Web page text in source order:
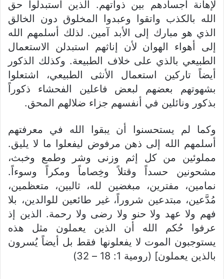
لإهانة أجسادهم بين ذواتهم. الذين استبدلوا حق
الله بالكذب واتقوا وعبدوا المخلوق دون الخالق
الذي هو مبارك إلى الأبد آمين. لذلك أسلمهم الله
إلى أهواء الهوان لأن إناثهم استبدلن الاستعمال
الطبيعي بالذي على خلاف الطبيعة. وكذلك الذكور
أيضاً تاركين استعمال الأنثى الطبيعي، اشتعلوا
بشهوتهم بعضهم لبعض فاعلين الفحشاء ذكوراً
بذكور ونائلين في أنفسهم جزاء ضلالهم المحق.
وكما لم يستحسنوا أن يبقوا الله في معرفتهم
أسلمهم الله إلى ذهن مرفوض ليفعلوا ما لا يليق.
مملوئين من كل إثم وزنى وشر وطمع وخبث،
مشحونين حسداً وقتلاً وخِصاماً ومكراً وسوءاً.
نمامين، مفترين، مبغضين لله، ثالبين، متعظمين،
مُدَّعين، مبتدعين شروراً، غير طائعين للوالدين، بلا
فهم ولا عهد ولا حنو ولا رضى ولا رحمة. الذين إذ
عرفوا حُكم الله أن الذين يعملون مثل هذه
يستوجبون الموت لا يفعلونها فقط بل أيضاً يُسرون
بالذين يعملون] (رومية 1: 18 – 32)